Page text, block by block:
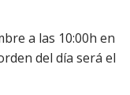
a las 10:00h en
del día será el